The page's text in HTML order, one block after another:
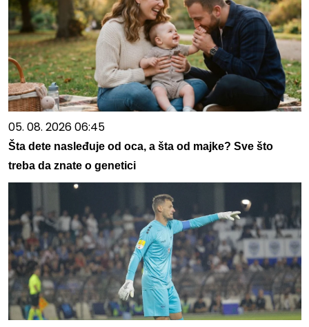
05. 08. 2026 06:45
Šta dete nasleđuje od oca, a šta od majke? Sve što
treba da znate o genetici